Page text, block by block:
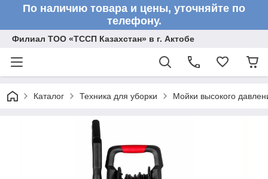
По наличию товара и цены, уточняйте по
телефону.
Филиал ТОО «ТССП Казахстан» в г. Актобе
Каталог Техника для уборки Мойки высокого